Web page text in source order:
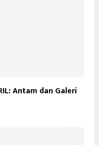
Antam dan Galeri